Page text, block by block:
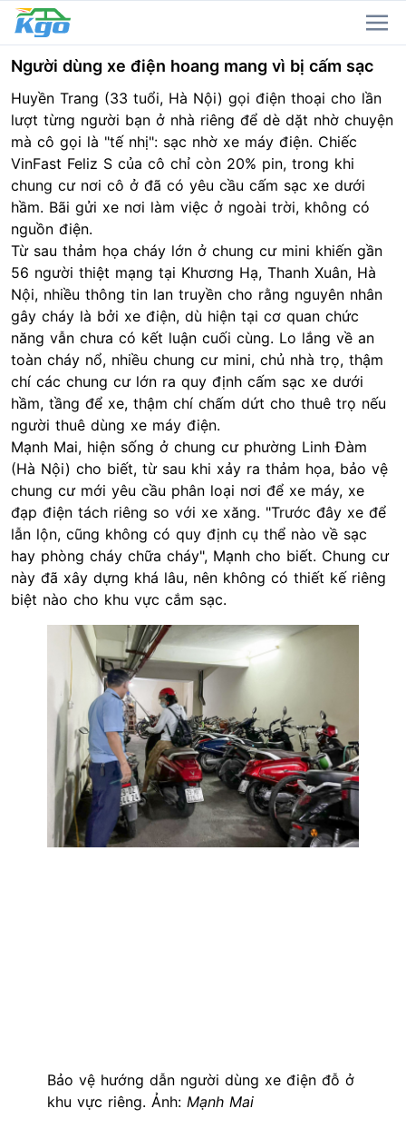
Người dùng xe điện hoang mang vì bị cấm sạc
Huyền Trang (33 tuổi, Hà Nội) gọi điện thoại cho lần
lượt từng người bạn ở nhà riêng để dè dặt nhờ chuyện
mà cô gọi là "tế nhị": sạc nhờ xe máy điện. Chiếc
VinFast Feliz S của cô chỉ còn 20% pin, trong khi
chung cư nơi cô ở đã có yêu cầu cấm sạc xe dưới
hầm. Bãi gửi xe nơi làm việc ở ngoài trời, không có
nguồn điện.
Từ sau thảm họa cháy lớn ở chung cư mini khiến gần
56 người thiệt mạng tại Khương Hạ, Thanh Xuân, Hà
Nội, nhiều thông tin lan truyền cho rằng nguyên nhân
gây cháy là bởi xe điện, dù hiện tại cơ quan chức
năng vẫn chưa có kết luận cuối cùng. Lo lắng về an
toàn cháy nổ, nhiều chung cư mini, chủ nhà trọ, thậm
chí các chung cư lớn ra quy định cấm sạc xe dưới
hầm, tầng để xe, thậm chí chấm dứt cho thuê trọ nếu
người thuê dùng xe máy điện.
Mạnh Mai, hiện sống ở chung cư phường Linh Đàm
(Hà Nội) cho biết, từ sau khi xảy ra thảm họa, bảo vệ
chung cư mới yêu cầu phân loại nơi để xe máy, xe
đạp điện tách riêng so với xe xăng. "Trước đây xe để
lẫn lộn, cũng không có quy định cụ thể nào về sạc
hay phòng cháy chữa cháy", Mạnh cho biết. Chung cư
này đã xây dựng khá lâu, nên không có thiết kế riêng
biệt nào cho khu vực cắm sạc.
Bảo vệ hướng dẫn người dùng xe điện đỗ ở
khu vực riêng. Ảnh: Mạnh Mai